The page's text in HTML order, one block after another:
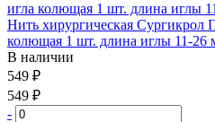
Нить хирургическая Сургикрол
колющая 1 шт. длина иглы 11-26
В наличии
549 ₽
549 ₽
-